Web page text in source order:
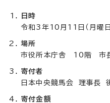
日時
令和3年10月11日（月
場所
市役所本庁舎 10階 市
寄付者
日本中央競馬会 理事長
寄付金額